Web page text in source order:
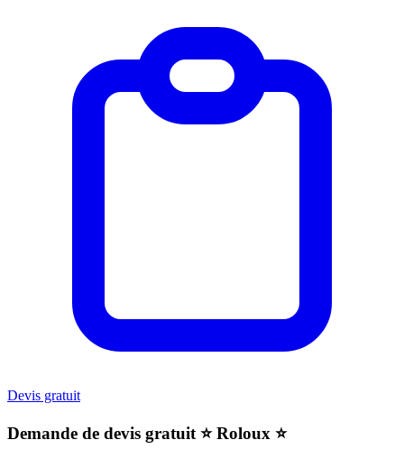
Devis gratuit
Demande de devis gratuit ⭐️ Roloux ⭐️